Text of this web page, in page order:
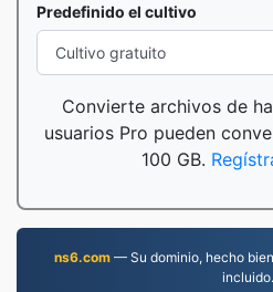
Predefinido el cultivo
Convierte archivos de
usuarios Pro pueden
100 GB.
ns6.com — Su dominio, hecho
incluido.